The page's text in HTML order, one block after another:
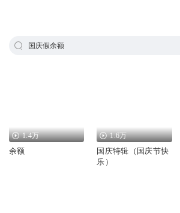
国庆假余额
1.4万
余额
1.6万
国庆特辑（国庆节快
乐）